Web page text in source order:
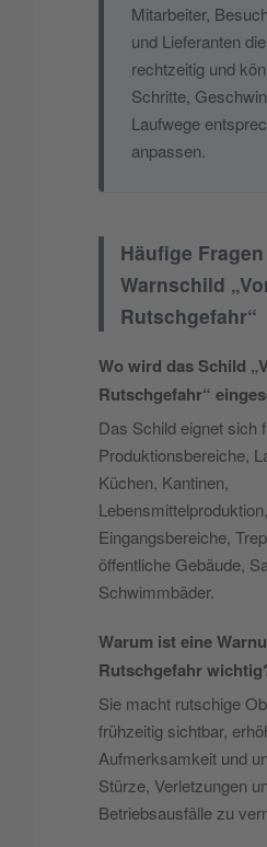
Mitarbeiter,
und Lieferanten
rechtzeitig und
Schritte,
Laufwege
anpassen.
Häufige
Warnschild
Rutschgefahr“
Wo wird das Schild
Rutschgefahr“
Das Schild eignet sich
Produktionsbereiche,
Küchen, Kantinen,
Lebensmittelproduktion,
Eingangsbereiche,
öffentliche Gebäude,
Schwimmbäder.
Warum ist eine
Rutschgefahr
Sie macht rutschige
frühzeitig sichtbar,
Aufmerksamkeit und
Stürze, Verletzungen
Betriebsausfälle zu